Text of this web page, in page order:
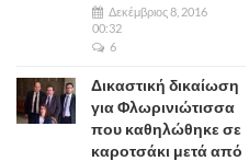
Δεκέμβριος 8, 2016
00:32
6
Δικαστική δικαίωση
για Φλωρινιώτισσα
που καθηλώθηκε σε
καροτσάκι μετά από